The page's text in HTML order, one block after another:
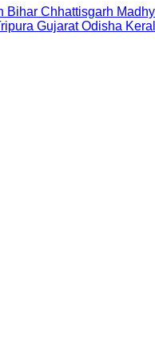
Bihar Chhattisgarh
Gujarat Odisha